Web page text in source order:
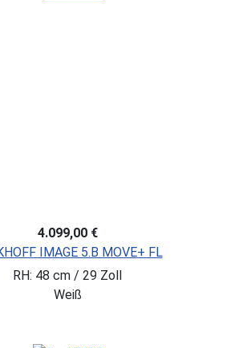
4.099,00 €
IMAGE 5.B MOVE+ FL
RH: 48 cm / 29 Zoll
Weiß